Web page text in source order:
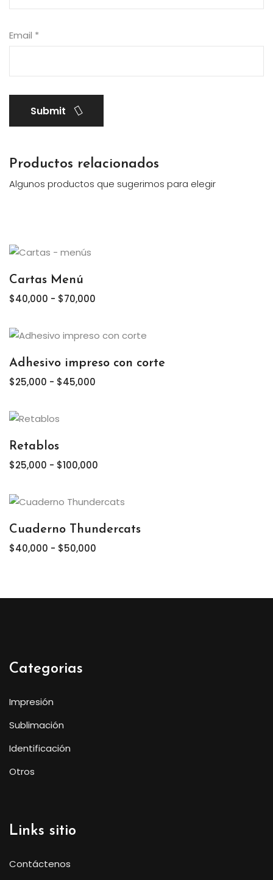
Email *
Submit
Productos relacionados
Algunos productos que sugerimos para elegir
Cartas Menú
$40,000 - $70,000
$40,000
Adhesivo impreso con corte
$25,000 - $45,000
hasta
Retablos
$25,000 - $100,000
precios:
$25,000
Cuaderno Thundercats
$40,000 - $50,000
desde
Categorias
Impresión
Sublimación
Identificación
Otros
Links sitio
Contáctenos